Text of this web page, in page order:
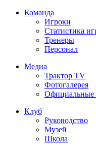
Команда
Игроки
Статистика
Тренеры
Персонал
Медиа
Трактор TV
Фотогалерея
Официальные
Клуб
Руководство
Музей
Школа